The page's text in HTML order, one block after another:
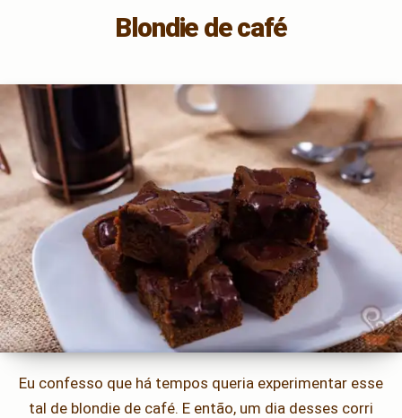
Blondie de café
Eu confesso que há tempos queria experimentar esse
tal de blondie de café. E então, um dia desses corri